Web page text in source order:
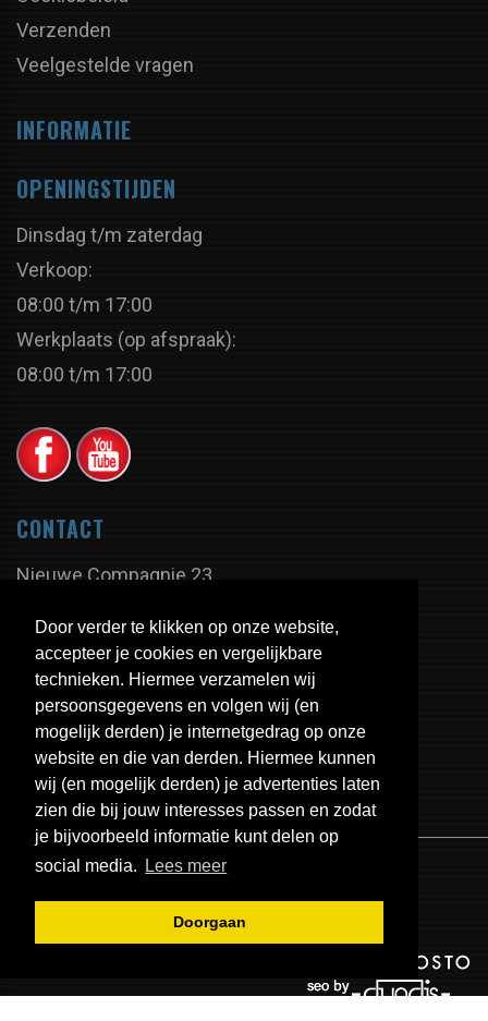
Door verder te klikken op onze website,
accepteer je cookies en vergelijkbare
technieken. Hiermee verzamelen wij
persoonsgegevens en volgen wij (en
mogelijk derden) je internetgedrag op onze
website en die van derden. Hiermee kunnen
wij (en mogelijk derden) je advertenties laten
zien die bij jouw interesses passen en zodat
je bijvoorbeeld informatie kunt delen op
social media.
Lees meer
Doorgaan
Verzenden
Veelgestelde vragen
INFORMATIE
OPENINGSTIJDEN
Dinsdag t/m zaterdag
Verkoop:
08:00 t/m 17:00
Werkplaats (op afspraak):
08:00 t/m 17:00
CONTACT
Nieuwe Compagnie 23
Nederland
Tel:
+31 598 - 350 335
Fax:
+31 598 - 320 402
E-mail:
info@uitlaten.com